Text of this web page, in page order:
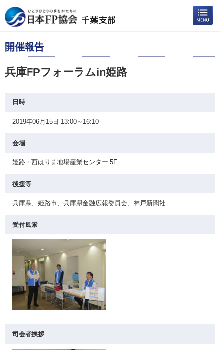
開催報告
兵庫FPフォーラムin姫路
日時
2019年06月15日 13:00～16:10
会場
姫路・西はりま地場産業センター 5F
後援等
兵庫県、姫路市、兵庫県金融広報委員会、神戸新聞社
受付風景
司会者挨拶